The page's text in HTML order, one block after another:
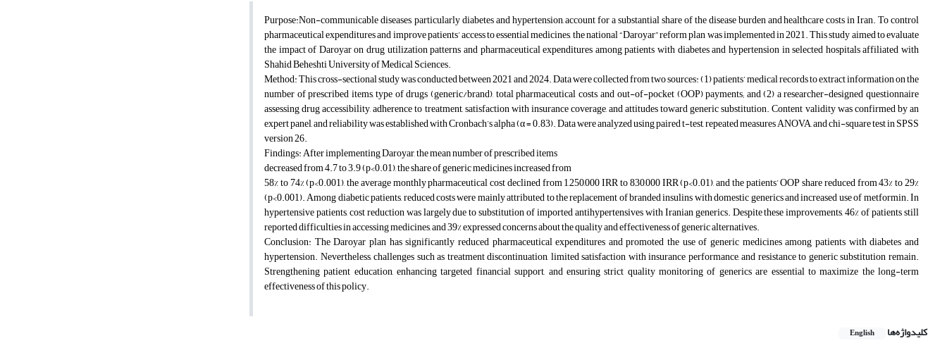
Purpose:Non-communicable diseases, particularly diabetes and hypertension, account for a substantial share of the disease burden and healthcare costs in Iran. To control
pharmaceutical expenditures and improve patients’ access to essential medicines, the national “Daroyar” reform plan was implemented in 2021. This study aimed to evaluate
the impact of Daroyar on drug utilization patterns and pharmaceutical expenditures among patients with diabetes and hypertension in selected hospitals affiliated with
Shahid Beheshti University of Medical Sciences.
Method:This cross-sectional study was conducted between 2021 and 2024. Data were collected from two sources: (1) patients’ medical records to extract information on the
number of prescribed items, type of drugs (generic/brand), total pharmaceutical costs, and out-of-pocket (OOP) payments; and (2) a researcher-designed questionnaire
assessing drug accessibility, adherence to treatment, satisfaction with insurance coverage, and attitudes toward generic substitution. Content validity was confirmed by an
expert panel, and reliability was established with Cronbach’s alpha (α = 0.83). Data were analyzed using paired t-test, repeated measures ANOVA, and chi-square test in SPSS
version 26.
Findings:After implementing Daroyar, the mean number of prescribed items
decreased from 4.7 to 3.9 (p<0.01), the share of generic medicines increased from
58% to 74% (p<0.001), the average monthly pharmaceutical cost declined from 1,250,000 IRR to 830,000 IRR (p<0.01), and the patients’ OOP share reduced from 43% to 29%
(p<0.001). Among diabetic patients, reduced costs were mainly attributed to the replacement of branded insulins with domestic generics and increased use of metformin. In
hypertensive patients, cost reduction was largely due to substitution of imported antihypertensives with Iranian generics. Despite these improvements, 46% of patients still
reported difficulties in accessing medicines, and 39% expressed concerns about the quality and effectiveness of generic alternatives.
Conclusion: The Daroyar plan has significantly reduced pharmaceutical expenditures and promoted the use of generic medicines among patients with diabetes and
hypertension. Nevertheless, challenges such as treatment discontinuation, limited satisfaction with insurance performance, and resistance to generic substitution remain.
Strengthening patient education, enhancing targeted financial support, and ensuring strict quality monitoring of generics are essential to maximize the long-term
effectiveness of this policy.
کلیدواژه‌ها English